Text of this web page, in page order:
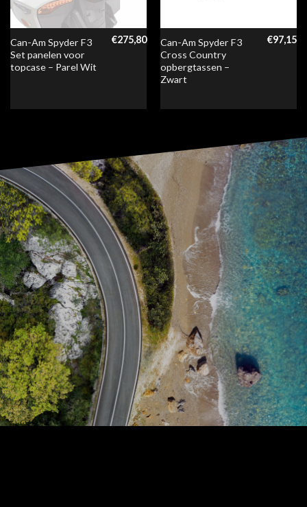
Can-Am Spyder F3
Set panelen voor
topcase – Parel Wit
€275,80
Can-Am Spyder F3
Cross Country
opbergtassen –
Zwart
€97,15